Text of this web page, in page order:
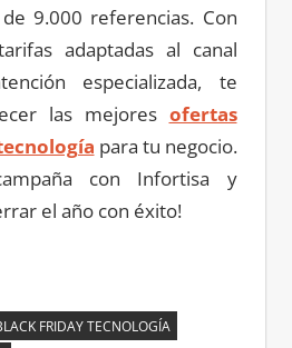
9.000 referencias. Con
adaptadas al canal
especializada, te
las mejores ofertas
para tu negocio.
con Infortisa y
el año con éxito!
FRIDAY TECNOLOGÍA